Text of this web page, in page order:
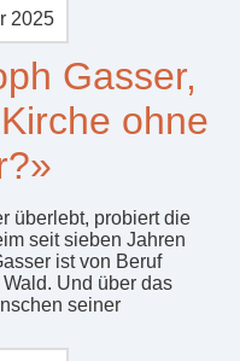
2025
Gasser,
ohne
überlebt, probiert die
seit sieben Jahren
ist von Beruf
Und über das
seiner